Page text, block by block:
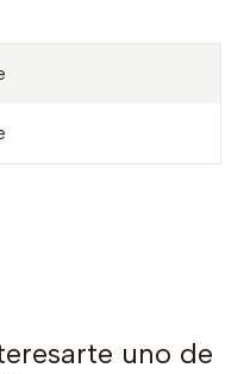
uno de